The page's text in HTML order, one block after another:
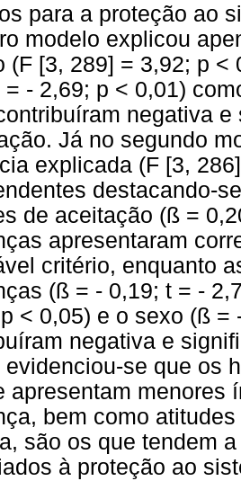
para a proteção ao
modelo explicou
(F [3, 289] = 3,92; p
= - 2,69; p < 0,01)
negativa
Já no segundo
explicada (F [3,
destacando-
de aceitação (ß =
apresentaram
critério, enquanto
(ß = - 0,19; t = -
< 0,05) e o sexo (ß =
negativa e
evidenciou-se que os
apresentam menores
bem como
são os que tendem
à proteção ao